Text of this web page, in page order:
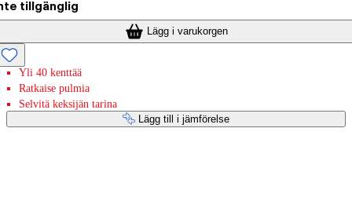
tillgänglig
Lägg i varukorgen
Yli 40 kenttää
Ratkaise pulmia
Selvitä keksijän tarina
Lägg till i jämförelse